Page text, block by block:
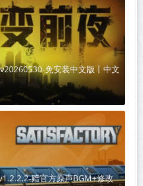
免安装中文版丨中文
赠官方原声BGM+修改